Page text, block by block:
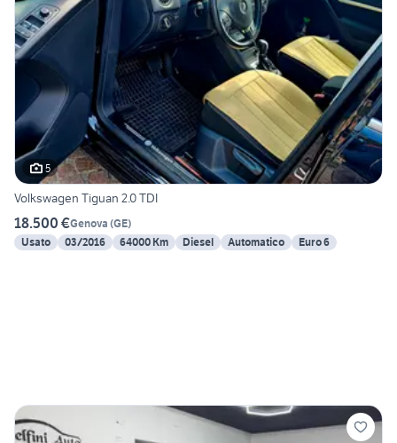
5
Volkswagen Tiguan 2.0 TDI
18.500 €Genova (GE)
Usato
03/2016 64000 Km Diesel Automatico Euro 6